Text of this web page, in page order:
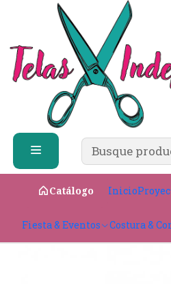
Catálogo Inicio
Fiesta & Eventos Costura &
✨ ¿Cómo comprar?
CATÁLOGO Tip Top